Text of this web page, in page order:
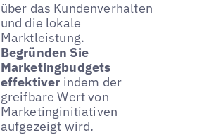
über das Kundenverhalten
und die lokale
Marktleistung.
Begründen Sie
Marketingbudgets
effektiver indem der
greifbare Wert von
Marketinginitiativen
aufgezeigt wird.